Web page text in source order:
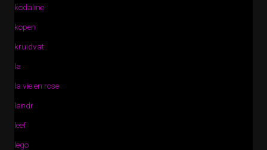
kodaline
kopen
kruidvat
la
la vie en rose
landr
leef
lego